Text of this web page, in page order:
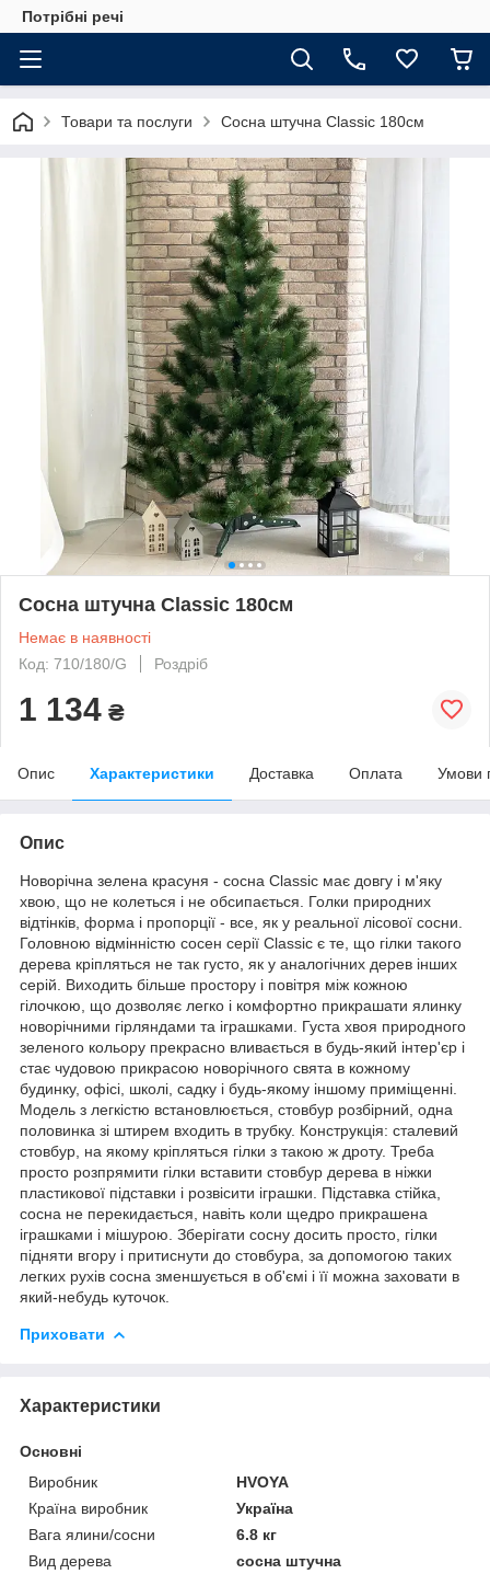
Потрібні речі
Товари та послуги Сосна штучна Classic 180см
Сосна штучна Classic 180см
Немає в наявності
Код: 710/180/G
Роздріб
1 134 ₴
Опис Характеристики Доставка Оплата Умови
Опис
Новорічна зелена красуня - сосна Classic має довгу і м'яку
хвою, що не колеться і не обсипається. Голки природних
відтінків, форма і пропорції - все, як у реальної лісової сосни.
Головною відмінністю сосен серії Classic є те, що гілки такого
дерева кріпляться не так густо, як у аналогічних дерев інших
серій. Виходить більше простору і повітря між кожною
гілочкою, що дозволяє легко і комфортно прикрашати ялинку
новорічними гірляндами та іграшками. Густа хвоя природного
зеленого кольору прекрасно вливається в будь-який інтер'єр і
стає чудовою прикрасою новорічного свята в кожному
будинку, офісі, школі, садку і будь-якому іншому приміщенні.
Модель з легкістю встановлюється, стовбур розбірний, одна
половинка зі штирем входить в трубку. Конструкція: сталевий
стовбур, на якому кріпляться гілки з такою ж дроту. Треба
просто розпрямити гілки вставити стовбур дерева в ніжки
пластикової підставки і розвісити іграшки. Підставка стійка,
сосна не перекидається, навіть коли щедро прикрашена
іграшками і мішурою. Зберігати сосну досить просто, гілки
підняти вгору і притиснути до стовбура, за допомогою таких
легких рухів сосна зменшується в об'ємі і її можна заховати в
який-небудь куточок.
Приховати
Характеристики
Основні
Виробник
HVOYA
Країна виробник
Україна
Вага ялини/сосни
6.8 кг
Вид дерева
сосна штучна